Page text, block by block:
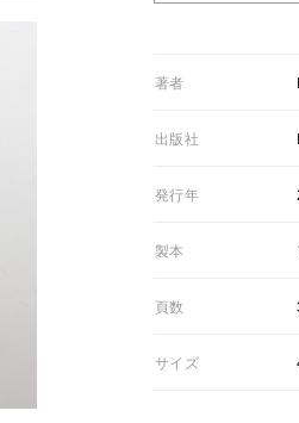
01著者
03出版社
05発行年
06製本
07頁数
08サイズ